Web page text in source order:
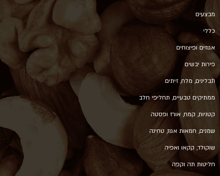
מבצעים
כללי
אגוזים ופיצוחים
פירות יבשים
תבלינים, מלח, זיתים
ממתיקים טבעיים, תחליפי חלב
קטניות, קמח, אורז ופסטה
שמנים, חמאות אגוז, טחינה
שוקולד, קקאו ואפיה
חליטות תה וקפה